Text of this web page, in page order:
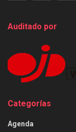
Auditado por
Categorías
Agenda